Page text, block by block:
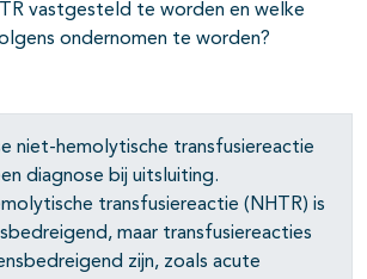
dichtklappen
vastgesteld te worden en welke
ondernomen te worden?
niet-hemolytische transfusiereactie
diagnose bij uitsluiting.
transfusiereactie (NHTR) is
maar transfusiereacties
zijn, zoals acute